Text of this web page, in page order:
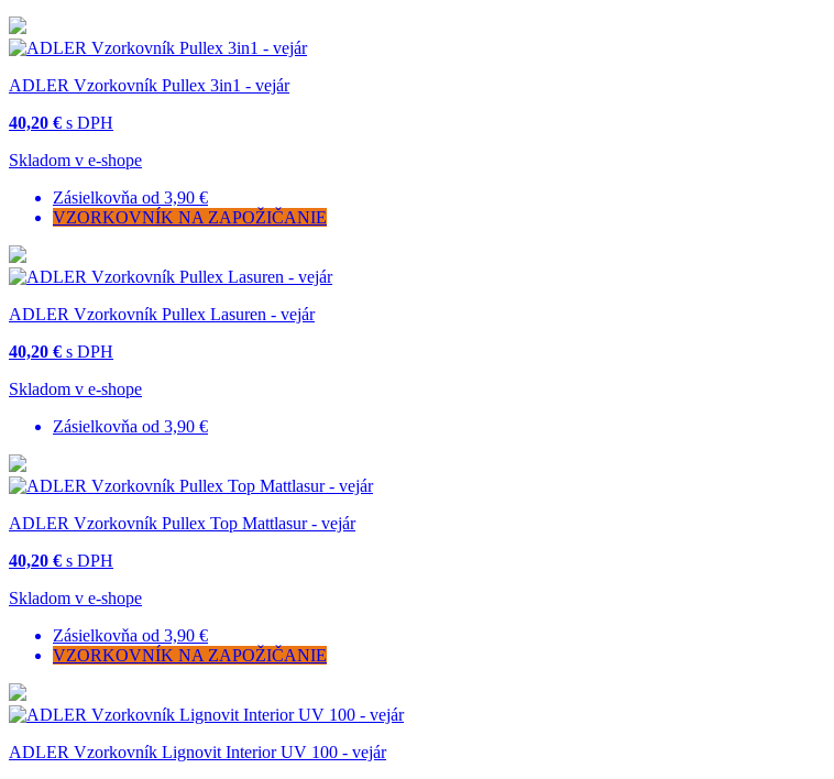
ADLER Vzorkovník Pullex 3in1 - vejár
40,20 € s DPH
Skladom v e-shope
Zásielkovňa od 3,90 €
VZORKOVNÍK NA ZAPOŽIČANIE
ADLER Vzorkovník Pullex Lasuren - vejár
40,20 € s DPH
Skladom v e-shope
Zásielkovňa od 3,90 €
ADLER Vzorkovník Pullex Top Mattlasur - vejár
40,20 € s DPH
Skladom v e-shope
Zásielkovňa od 3,90 €
VZORKOVNÍK NA ZAPOŽIČANIE
ADLER Vzorkovník Lignovit Interior UV 100 - vejár